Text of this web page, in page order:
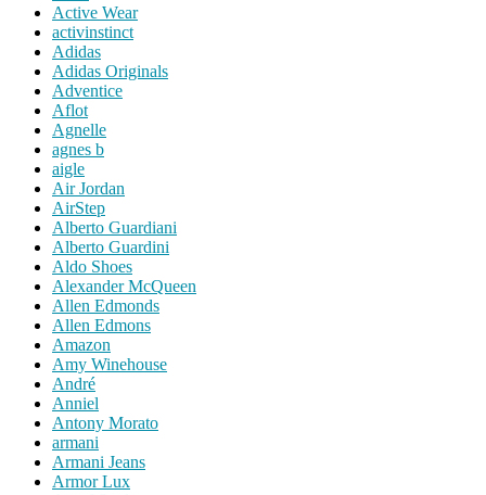
Active Wear
activinstinct
Adidas
Adidas Originals
Adventice
Aflot
Agnelle
agnes b
aigle
Air Jordan
AirStep
Alberto Guardiani
Alberto Guardini
Aldo Shoes
Alexander McQueen
Allen Edmonds
Allen Edmons
Amazon
Amy Winehouse
André
Anniel
Antony Morato
armani
Armani Jeans
Armor Lux